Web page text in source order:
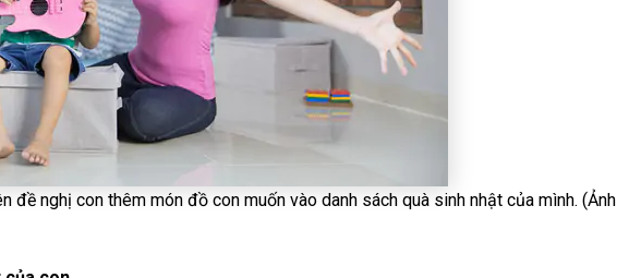
đề nghị con thêm món đồ con muốn vào danh sách quà sinh nhật của mình. (Ảnh